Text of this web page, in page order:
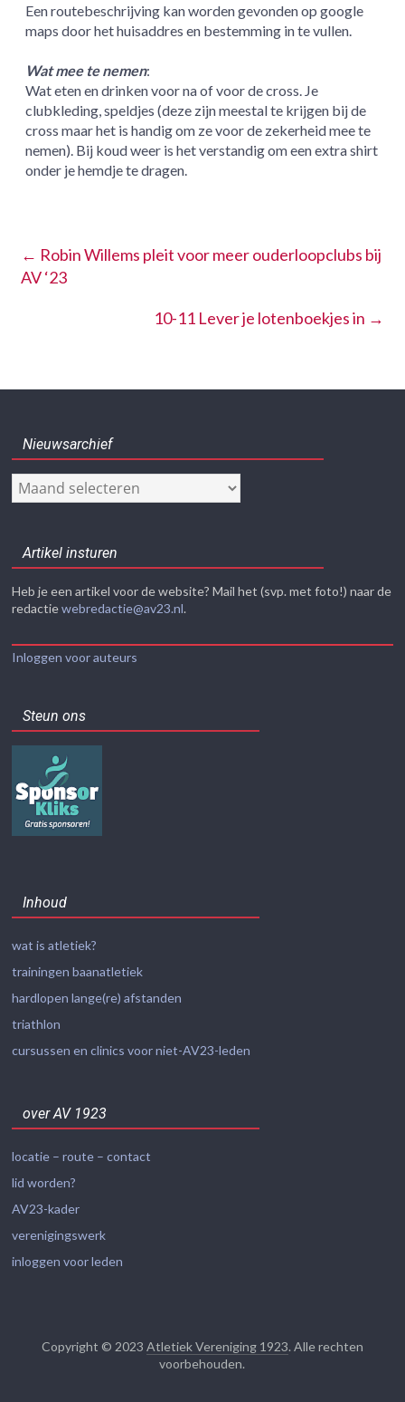
Een routebeschrijving kan worden gevonden op google
maps door het huisaddres en bestemming in te vullen.
Wat mee te nemen:
Wat eten en drinken voor na of voor de cross. Je
clubkleding, speldjes (deze zijn meestal te krijgen bij de
cross maar het is handig om ze voor de zekerheid mee te
nemen). Bij koud weer is het verstandig om een extra shirt
onder je hemdje te dragen.
← Robin Willems pleit voor meer ouderloopclubs bij
AV ‘23
10-11 Lever je lotenboekjes in →
Nieuwsarchief
Nieuwsarchief
Artikel insturen
Heb je een artikel voor de website? Mail het (svp. met foto!) naar de
redactiewebredactie@av23.nl.
Inloggen voor auteurs
Steun ons
Inhoud
wat is atletiek?
trainingen baanatletiek
hardlopen lange(re) afstanden
triathlon
cursussen en clinics voor niet-AV23-leden
over AV 1923
locatie – route – contact
lid worden?
AV23-kader
verenigingswerk
inloggen voor leden
Copyright © 2023 Atletiek Vereniging 1923. Alle rechten
voorbehouden.